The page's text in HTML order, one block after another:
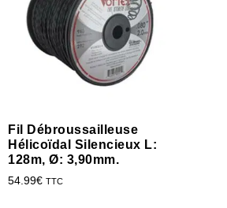
Fil Débroussailleuse
Hélicoïdal Silencieux L:
128m, Ø: 3,90mm.
54.99€ TTC